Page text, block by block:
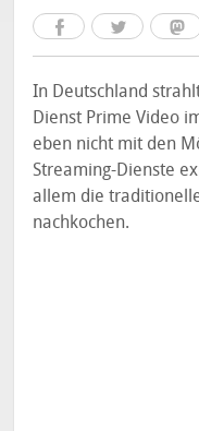
In Deutschland
Dienst Prime Video
eben nicht mit den
Streaming-Dienste
allem die
nachkochen.